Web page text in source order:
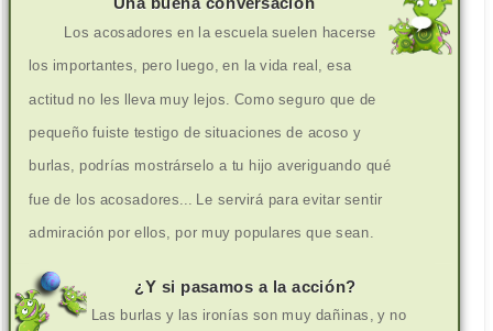
Los acosadores en la escuela suelen hacerse
los importantes, pero luego, en la vida real, esa
actitud no les lleva muy lejos. Como seguro que de
pequeño fuiste testigo de situaciones de acoso y
burlas, podrías mostrárselo a tu hijo averiguando qué
fue de los acosadores... Le servirá para evitar sentir
admiración por ellos, por muy populares que sean.
¿Y si pasamos a la acción?
Las burlas y las ironías son muy dañinas, y no